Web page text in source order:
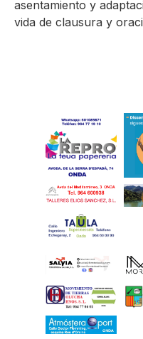
asentamiento y
vida de clausura y